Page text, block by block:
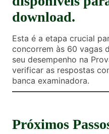
download.
Esta é a etapa crucial
concorrem às 60 vagas
seu desempenho na
verificar as respostas
banca examinadora.
Próximos